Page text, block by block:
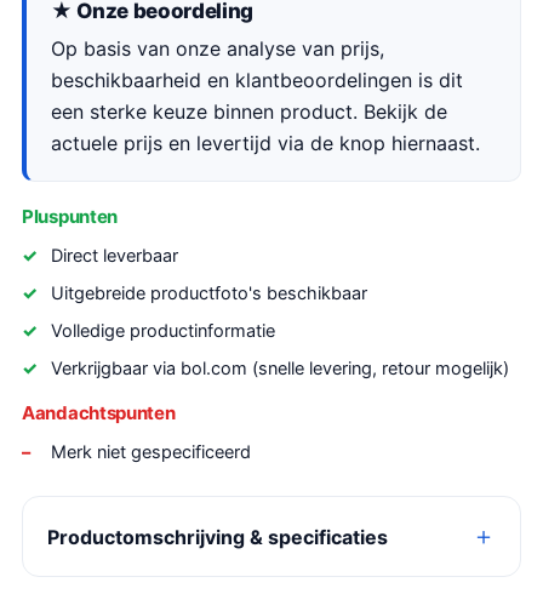
★ Onze beoordeling
Op basis van onze analyse van prijs,
beschikbaarheid en klantbeoordelingen is dit
een sterke keuze binnen product. Bekijk de
actuele prijs en levertijd via de knop hiernaast.
Pluspunten
Direct leverbaar
Uitgebreide productfoto's beschikbaar
Volledige productinformatie
Verkrijgbaar via bol.com (snelle levering, retour mogelijk)
Aandachtspunten
Merk niet gespecificeerd
Productomschrijving & specificaties